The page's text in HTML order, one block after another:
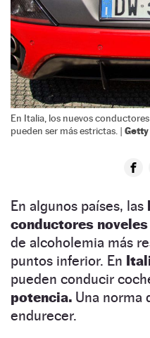
En Italia, los nuevos
pueden ser más estrictas. | Getty
En algunos países, las
conductores noveles
de alcoholemia más
puntos inferior. En
pueden conducir
potencia. Una norma
endurecer.